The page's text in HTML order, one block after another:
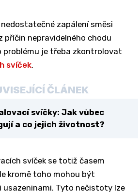
zapálení směsi
příčin nepravidelného chodu
je třeba zkontrolovat
svíček.
ČLÁNEK
svíčky: Jak vůbec
a co jejich životnost?
svíček se totiž časem
kromě toho mohou být
usazeninami. Tyto nečistoty lze